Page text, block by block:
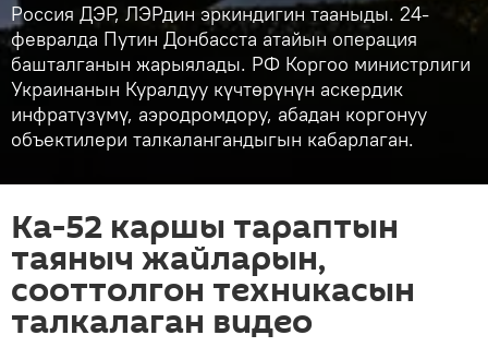
Россия ДЭР, ЛЭРдин эркиндигин тааныды. 24-
февралда Путин Донбасста атайын операция
башталганын жарыялады. РФ Коргоо министрлиги
Украинанын Куралдуу күчтөрүнүн аскердик
инфратүзүмү, аэродромдору, абадан коргонуу
объектилери талкалангандыгын кабарлаган.
Ка-52 каршы тараптын
таяныч жайларын,
сооттолгон техникасын
талкалаган видео